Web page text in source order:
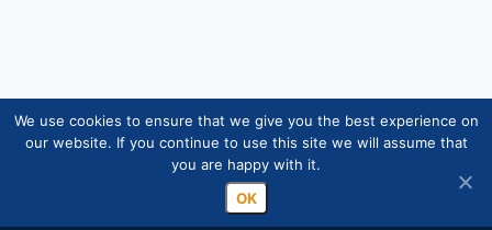
Copyright © Suomen Rotarypalvelu ry 2026 |
Jäsentietojärjestelmän tietosuojaseloste|Henkilötietojen
käsittely Rotarytoiminnassa
We use cookies to ensure that we give you the best experience on
our website. If you continue to use this site we will assume that
you are happy with it.
OK